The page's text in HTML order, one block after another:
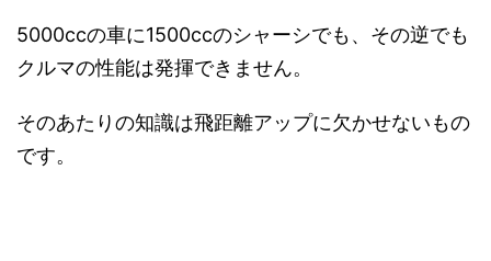
5000ccの車に1500ccのシャーシでも、その逆でも
クルマの性能は発揮できません。
そのあたりの知識は飛距離アップに欠かせないもの
です。